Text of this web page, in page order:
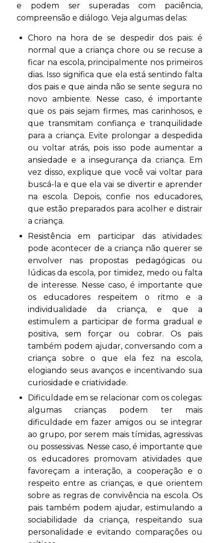
e podem ser superadas com paciência,
compreensão e diálogo. Veja algumas delas:
Choro na hora de se despedir dos pais: é
normal que a criança chore ou se recuse a
ficar na escola, principalmente nos primeiros
dias. Isso significa que ela está sentindo falta
dos pais e que ainda não se sente segura no
novo ambiente. Nesse caso, é importante
que os pais sejam firmes, mas carinhosos, e
que transmitam confiança e tranquilidade
para a criança. Evite prolongar a despedida
ou voltar atrás, pois isso pode aumentar a
ansiedade e a insegurança da criança. Em
vez disso, explique que você vai voltar para
buscá-la e que ela vai se divertir e aprender
na escola. Depois, confie nos educadores,
que estão preparados para acolher e distrair
a criança.
Resistência em participar das atividades:
pode acontecer de a criança não querer se
envolver nas propostas pedagógicas ou
lúdicas da escola, por timidez, medo ou falta
de interesse. Nesse caso, é importante que
os educadores respeitem o ritmo e a
individualidade da criança, e que a
estimulem a participar de forma gradual e
positiva, sem forçar ou cobrar. Os pais
também podem ajudar, conversando com a
criança sobre o que ela fez na escola,
elogiando seus avanços e incentivando sua
curiosidade e criatividade.
Dificuldade em se relacionar com os colegas:
algumas crianças podem ter mais
dificuldade em fazer amigos ou se integrar
ao grupo, por serem mais tímidas, agressivas
ou possessivas. Nesse caso, é importante que
os educadores promovam atividades que
favoreçam a interação, a cooperação e o
respeito entre as crianças, e que orientem
sobre as regras de convivência na escola. Os
pais também podem ajudar, estimulando a
sociabilidade da criança, respeitando sua
personalidade e evitando comparações ou